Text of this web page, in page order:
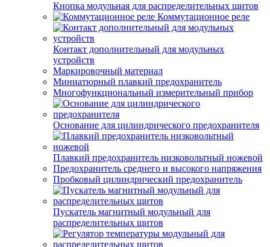
Кнопка модульная для распределительных щитов
Коммутационное реле
Контакт дополнительный для модульных
устройств
Маркировочный материал
Миниатюрный плавкий предохранитель
Многофункциональный измерительный прибор
Основание для цилиндрического предохранителя
Плавкий предохранитель низковольтный ножевой
Предохранитель среднего и высокого напряжения
Пробковый цилиндрический предохранитель
Пускатель магнитный модульный для
распределительных щитов